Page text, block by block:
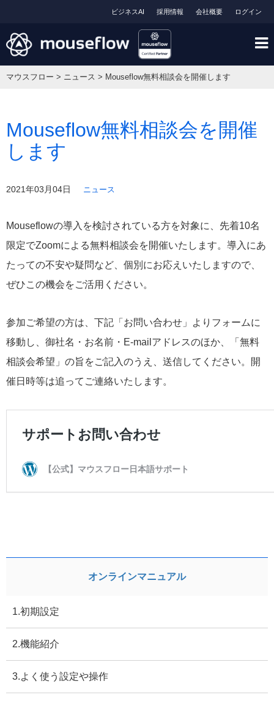
ログイン
会社概要
採用情報
ビジネスAI
マウスフロー > ニュース > Mouseflow無料相談会を開催します
Mouseflow無料相談会を開催
します
2021年03月04日 ニュース
Mouseflowの導入を検討されている方を対象に、先着10名
限定でZoomによる無料相談会を開催いたします。導入にあ
たっての不安や疑問など、個別にお応えいたしますので、
ぜひこの機会をご活用ください。
参加ご希望の方は、下記「お問い合わせ」よりフォームに
移動し、御社名・お名前・E-mailアドレスのほか、「無料
相談会希望」の旨をご記入のうえ、送信してください。開
催日時等は追ってご連絡いたします。
オンラインマニュアル
1.初期設定
2.機能紹介
3.よく使う設定や操作